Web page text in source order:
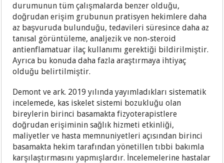
durumunun tüm çalışmalarda benzer olduğu,
doğrudan erişim grubunun pratisyen hekimlere daha
az başvuruda bulunduğu, tedavileri süresince daha az
tanısal görüntüleme, analjezik ve non-steroid
antienflamatuar ilaç kullanımı gerektiği bildirilmiştir.
Ayrıca bu konuda daha fazla araştırmaya ihtiyaç
olduğu belirtilmiştir.
Demont ve ark. 2019 yılında yayımladıkları sistematik
incelemede, kas iskelet sistemi bozukluğu olan
bireylerin birinci basamakta fizyoterapistlere
doğrudan erişiminin sağlık hizmeti etkinliği,
maliyetler ve hasta memnuniyetleri açısından birinci
basamakta hekim tarafından yönetillen tıbbi bakımla
karşılaştırmasını yapmışlardır. İncelemelerine hastalar